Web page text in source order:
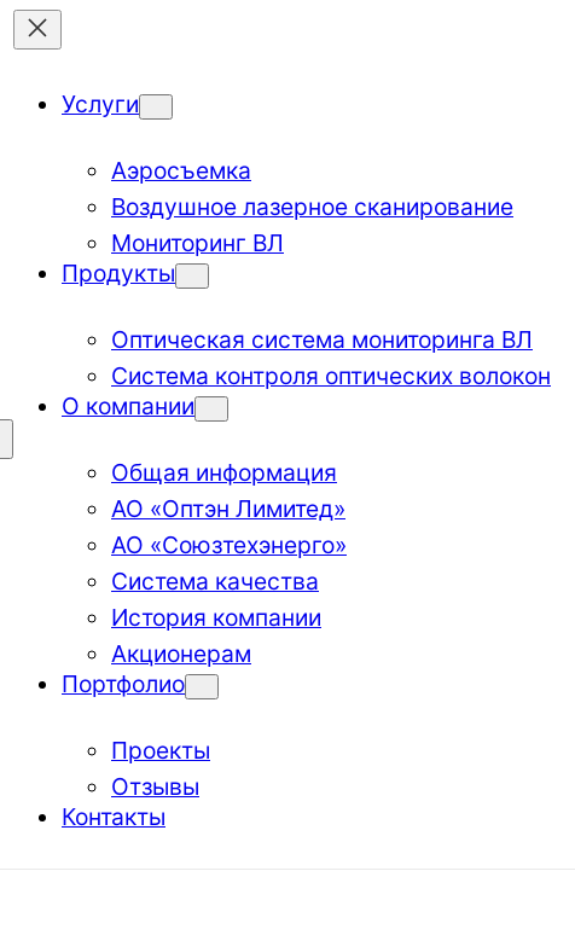
Услуги
Аэросъемка
Воздушное лазерное сканирование
Мониторинг ВЛ
Продукты
Оптическая система мониторинга ВЛ
Система контроля оптических волокон
О компании
Общая информация
АО «Оптэн Лимитед»
АО «Союзтехэнерго»
Система качества
История компании
Акционерам
Портфолио
Проекты
Отзывы
Контакты